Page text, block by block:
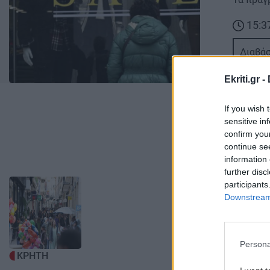
Ekriti.gr -
If you wish
sensitive
confirm
continue
information
further
Image
ΚΡΗΤΗ
Image